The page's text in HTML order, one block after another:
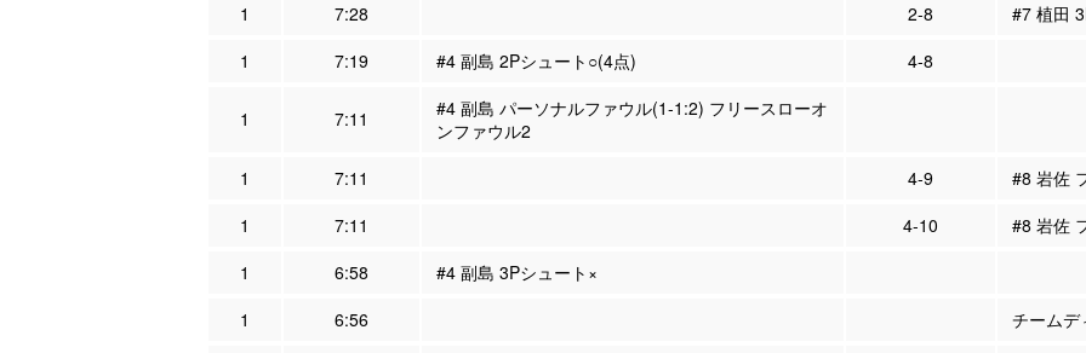
1
7:28 2-8
#7 植田
1
7:19 #4 副島 2Pシュート○(4点) 4-8
1 7:11
#4 副島 パーソナルファウル(1-1:2) フリースローオ
ンファウル2
1
7:11 4-9
#8 岩佐
1
7:11 4-10
#8 岩佐
1
6:58
#4 副島 3Pシュート×
1
6:56
チームデ